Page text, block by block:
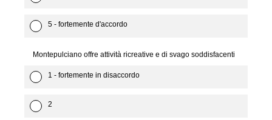
5 - fortemente d'accordo
Montepulciano offre attività ricreative e di svago soddisfacenti
1 - fortemente in disaccordo
2